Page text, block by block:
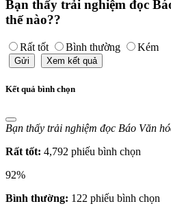
Bạn thấy trải nghiệm đọc
thế nào??
Rất tốt Bình thường Kém
Gửi Xem kết quả
Kết quả bình chọn
Bạn thấy trải nghiệm đọc Báo Văn
Rất tốt: 4,792 phiếu bình chọn
92%
Bình thường: 122 phiếu bình chọn